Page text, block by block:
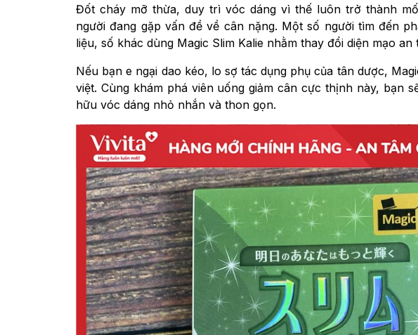
Đốt cháy mỡ thừa, duy trì vóc dáng vì thế luôn trở thành
người đang gặp vấn đề về cân nặng. Một số người tìm đến
liệu, số khác dùng Magic Slim Kalie nhằm thay đổi diện mạo an
Nếu bạn e ngại dao kéo, lo sợ tác dụng phụ của tân dược,
việt. Cùng khám phá viên uống giảm cân cực thịnh này, bạn
hữu vóc dáng nhỏ nhắn và thon gọn.